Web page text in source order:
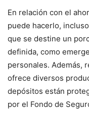
En relación con el
puede hacerlo,
que se destine un
definida, como
personales. Además,
ofrece diversos
depósitos están
por el Fondo de